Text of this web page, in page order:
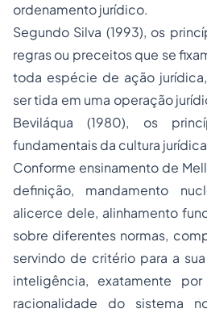
ordenamento jurídico.
Segundo Silva (1993), os
regras ou preceitos que se
toda espécie de ação
ser tida em uma operação
Beviláqua (1980), os
fundamentais da cultura
Conforme ensinamento de
definição, mandamento
alicerce dele, alinhamento
sobre diferentes normas,
servindo de critério para a
inteligência, exatamente
racionalidade do sistema